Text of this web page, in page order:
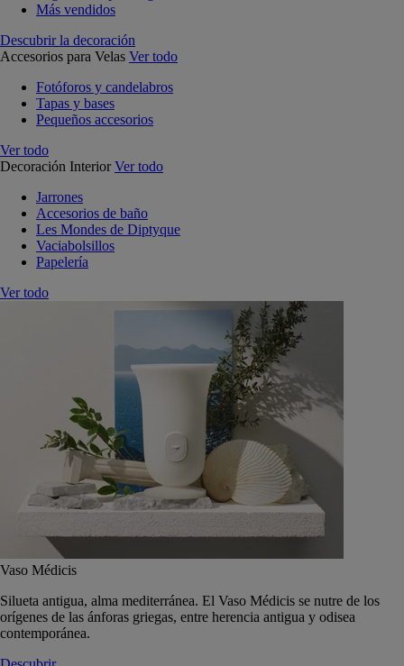
Más vendidos
Descubrir la decoración
Accesorios para Velas Ver todo
Fotóforos y candelabros
Tapas y bases
Pequeños accesorios
Ver todo
Decoración Interior Ver todo
Jarrones
Accesorios de baño
Les Mondes de Diptyque
Vaciabolsillos
Papelería
Ver todo
Vaso Médicis
Silueta antigua, alma mediterránea. El Vaso Médicis se nutre de los
orígenes de las ánforas griegas, entre herencia antigua y odisea
contemporánea.